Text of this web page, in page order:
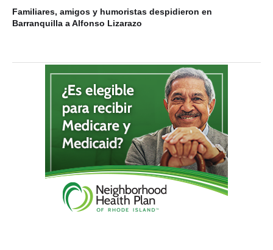
Familiares, amigos y humoristas despidieron en
Barranquilla a Alfonso Lizarazo